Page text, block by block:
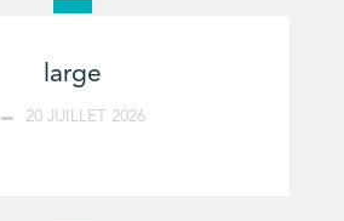
large
20 JUILLET 2026